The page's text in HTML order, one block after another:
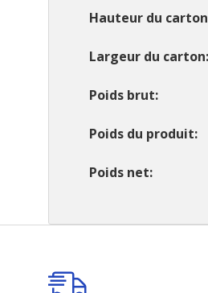
Hauteur du carton
Largeur du carton
Poids brut
Poids du produit
Poids net
personnalisé